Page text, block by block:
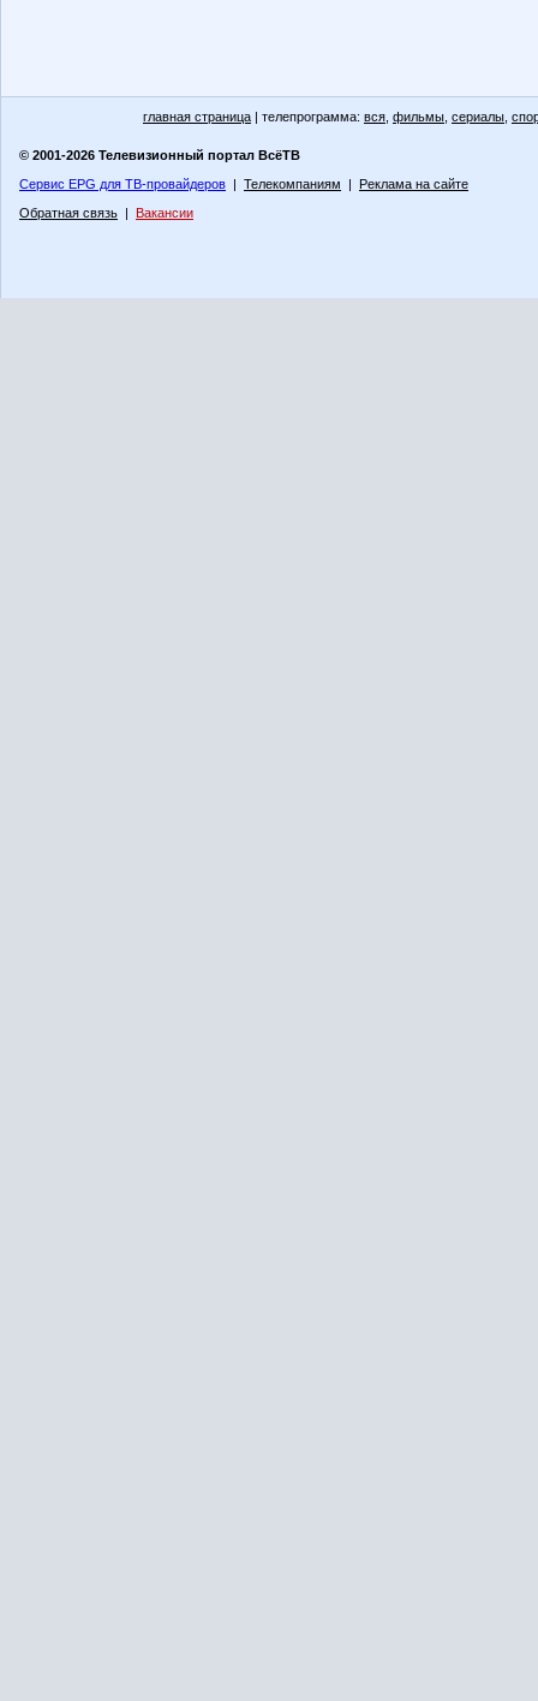
главная страница | телепрограмма: вся фильмы сериалы
© 2001-2026 Телевизионный портал ВсёТВ
Сервис EPG для ТВ-провайдеров | Телекомпаниям | Реклама на сайте
Обратная связь | Вакансии